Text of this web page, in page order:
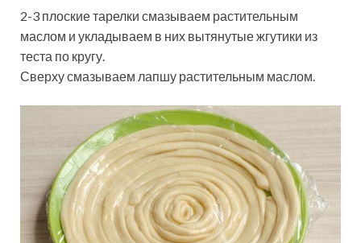
2-3 плоские тарелки смазываем растительным
маслом и укладываем в них вытянутые жгутики из
теста по кругу.
Сверху смазываем лапшу растительным маслом.